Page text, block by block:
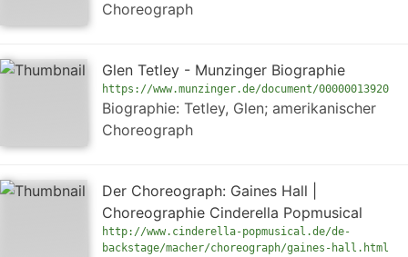
Choreograph
Glen Tetley - Munzinger Biographie
https://www.munzinger.de/document/00000013920
Biographie: Tetley, Glen; amerikanischer
Choreograph
Der Choreograph: Gaines Hall |
Choreographie Cinderella Popmusical
http://www.cinderella-popmusical.de/de-
backstage/macher/choreograph/gaines-hall.html